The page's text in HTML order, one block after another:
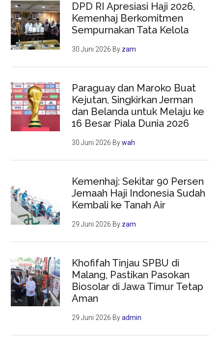
DPD RI Apresiasi Haji 2026,
Kemenhaj Berkomitmen
Sempurnakan Tata Kelola
30 Juni 2026 By zam
Paraguay dan Maroko Buat
Kejutan, Singkirkan Jerman
dan Belanda untuk Melaju ke
16 Besar Piala Dunia 2026
30 Juni 2026 Bywah
Kemenhaj: Sekitar 90 Persen
Jemaah Haji Indonesia Sudah
Kembali ke Tanah Air
29 Juni 2026 By zam
Khofifah Tinjau SPBU di
Malang, Pastikan Pasokan
Biosolar di Jawa Timur Tetap
Aman
29 Juni 2026 Byadmin